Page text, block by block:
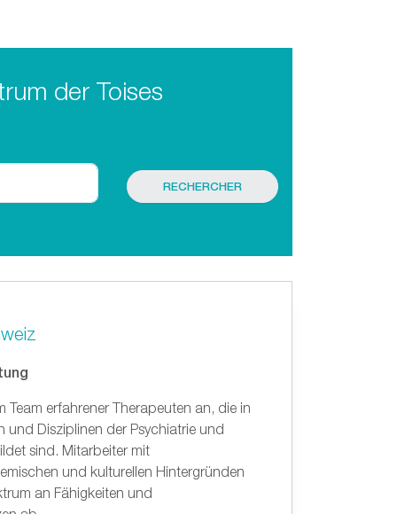
der Toises
Team erfahrener Therapeuten an, die in
und Disziplinen der Psychiatrie und
sind. Mitarbeiter mit
und kulturellen Hintergründen
an Fähigkeiten und